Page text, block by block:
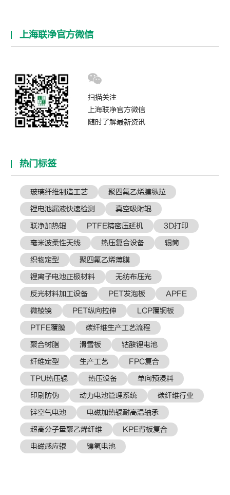
上海联净官方微信
扫描关注
上海联净官方微信
随时了解最新资讯
热门标签
玻璃纤维制造工艺
聚四氟乙烯膜纵拉
锂电池漏液快速检测
真空吸附辊
联净加热辊
PTFE精密压延机
3D打印
毫米波柔性天线
热压复合设备
辊筒
织物定型
聚四氟乙烯薄膜
锂离子电池正极材料
无纺布压光
反光材料加工设备
PET发泡板
APFE
微棱镜
PET纵向拉伸
LCP覆铜板
PTFE覆膜
碳纤维生产工艺流程
聚合树脂
滑雪板
钴酸锂电池
纤维定型
生产工艺
FPC复合
TPU热压辊
热压设备
单向预浸料
印刷防伪
动力电池管理系统
碳纤维行业
锌空气电池
电磁加热辊耐高温轴承
超高分子量聚乙烯纤维
KPE背板复合
电磁感应辊
镍氢电池